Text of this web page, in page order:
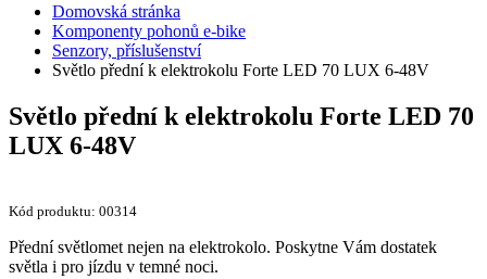
Domovská stránka
Komponenty pohonů e-bike
Senzory, příslušenství
Světlo přední k elektrokolu Forte LED 70 LUX 6-48V
Světlo přední k elektrokolu Forte LED 70
LUX 6-48V
Kód produktu: 00314
Přední světlomet nejen na elektrokolo. Poskytne Vám dostatek
světla i pro jízdu v temné noci.